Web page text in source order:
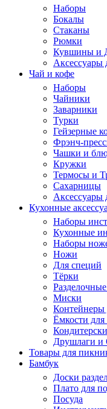
Наборы
Бокалы
Стаканы
Рюмки
Кувшины и
Аксессуары
Чай и кофе
Наборы
Чайники
Заварники
Турки
Гейзерные
Фрэнч-
Чашки и
Кружки
Термосы и
Сахарницы
Аксессуары
Кухонные
Наборы
Кухонные
Наборы
Ножи
Для специй
Тёрки
Миски
Контейнеры
Ёмкости для
Друшлаги и
Товары для
Бамбук
Доски
Плато для
Посуда